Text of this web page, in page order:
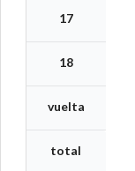
17
18
vuelta
total